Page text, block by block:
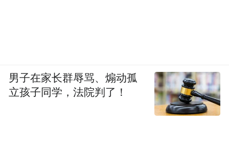
男子在家长群辱骂、煽动孤
立孩子同学，法院判了！